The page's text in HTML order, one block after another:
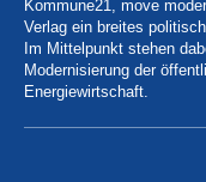
Kommune21, move
Verlag ein breites
Im Mittelpunkt stehen
Modernisierung der
Energiewirtschaft.